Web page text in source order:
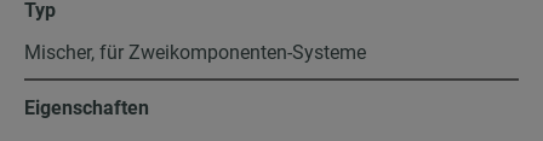
Typ
Mischer, für Zweikomponenten-Systeme
Eigenschaften